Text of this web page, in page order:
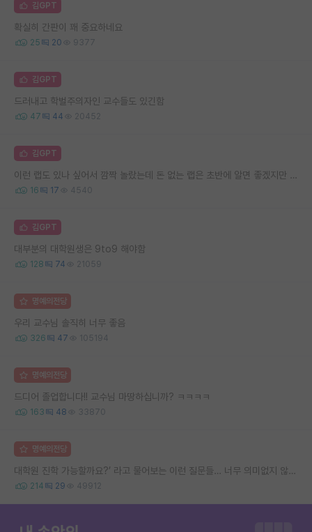
김GPT
확실히 간판이 꽤 중요하네요
25 20 9377
김GPT
드러내고 학벌주의자인 교수들도 있긴함
47 44 20452
김GPT
이런 랩도 있나 싶어서 깜짝 놀랐는데 돈 없는 랩은 초반에 알면 좋겠지만 나중에라도 알면 거르세요.
16 17 4540
김GPT
대부분의 대학원생은 9to9 해야함
128 74 21059
명예의전당
우리 교수님 솔직히 너무 좋음
326 47 105194
명예의전당
드디어 졸업합니다!! 교수님 마땅하십니까? ㅋㅋㅋㅋ
163 48 33870
명예의전당
대학원 진학 가능할까요?’ 라고 물어보는 이런 질문들… 너무 의미없지 않나요?
214 29 49912